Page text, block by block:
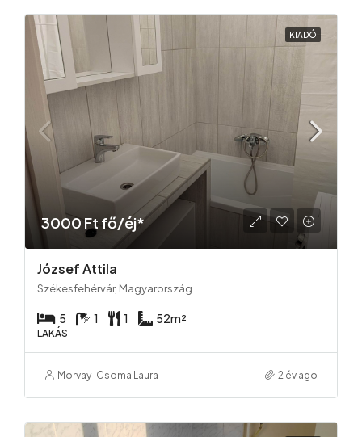
KIADÓ
3000 Ft fő/éj*
József Attila
Székesfehérvár, Magyarország
5 1 1 52m²
LAKÁS
Morvay-Csoma Laura 2 év ago